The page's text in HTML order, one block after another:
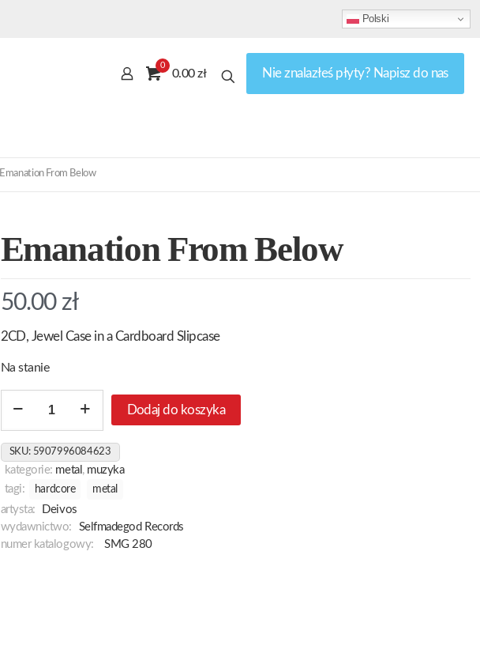
Polski
0
0.00 zł Nie znalazłeś płyty? Napisz do nas
Emanation From Below
Emanation From Below
50.00 zł
2CD, Jewel Case in a Cardboard Slipcase
Na stanie
Emanation
Below
Dodaj do koszyka
SKU: 5907996084623
kategorie: metal , muzyka
tagi:
hardcore metal
artysta:
Deivos ‎
wydawnictwo:
Selfmadegod Records
numer katalogowy:
SMG 280